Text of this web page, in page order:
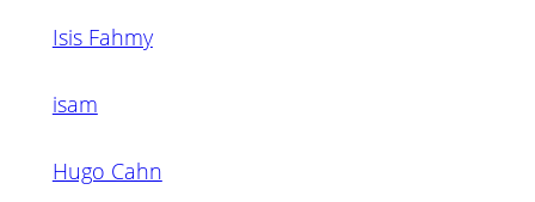
Isis Fahmy
isam
Hugo Cahn